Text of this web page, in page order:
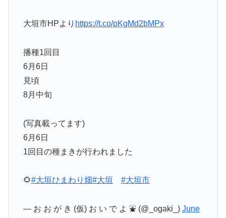
大垣市HPより https://t.co/pKgMd2bMPx
播種1回目
6月6日
見頃
8月中旬
(写真載ってます)
6月6日
1回目の種まきが行われました
🌻#大垣ひまわり畑#大垣 #大垣市
— お お が き (仮) お い で よ ⛲ (@_ogaki_) June